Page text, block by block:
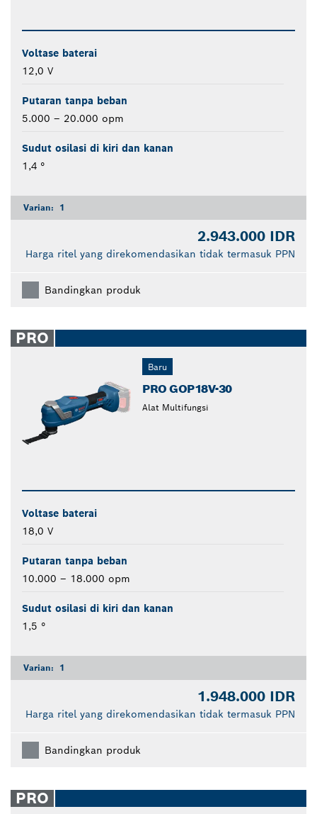
Voltase baterai
12,0 V
Putaran tanpa beban
5.000 – 20.000 opm
Sudut osilasi di kiri dan kanan
1,4 °
Varian: 1
2.943.000 IDR
Harga ritel yang direkomendasikan tidak termasuk PPN
Bandingkan produk
PRO
Baru
PRO GOP18V-30
Alat Multifungsi
Voltase baterai
18,0 V
Putaran tanpa beban
10.000 – 18.000 opm
Sudut osilasi di kiri dan kanan
1,5 °
Varian: 1
1.948.000 IDR
Harga ritel yang direkomendasikan tidak termasuk PPN
Bandingkan produk
PRO